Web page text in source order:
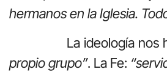
hermanos en la Iglesia.
La ideología nos
propio grupo”. La Fe: